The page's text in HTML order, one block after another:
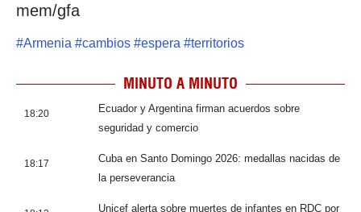
mem/gfa
#Armenia #cambios #espera #territorios
MINUTO A MINUTO
18:20
Ecuador y Argentina firman acuerdos sobre
seguridad y comercio
18:17
Cuba en Santo Domingo 2026: medallas nacidas de
la perseverancia
Unicef alerta sobre muertes de infantes en RDC por